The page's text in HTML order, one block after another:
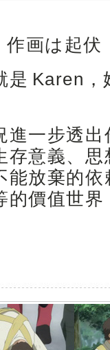
画は起伏
是 Karen，
進一步透
存意義、
能放棄的
的價值世